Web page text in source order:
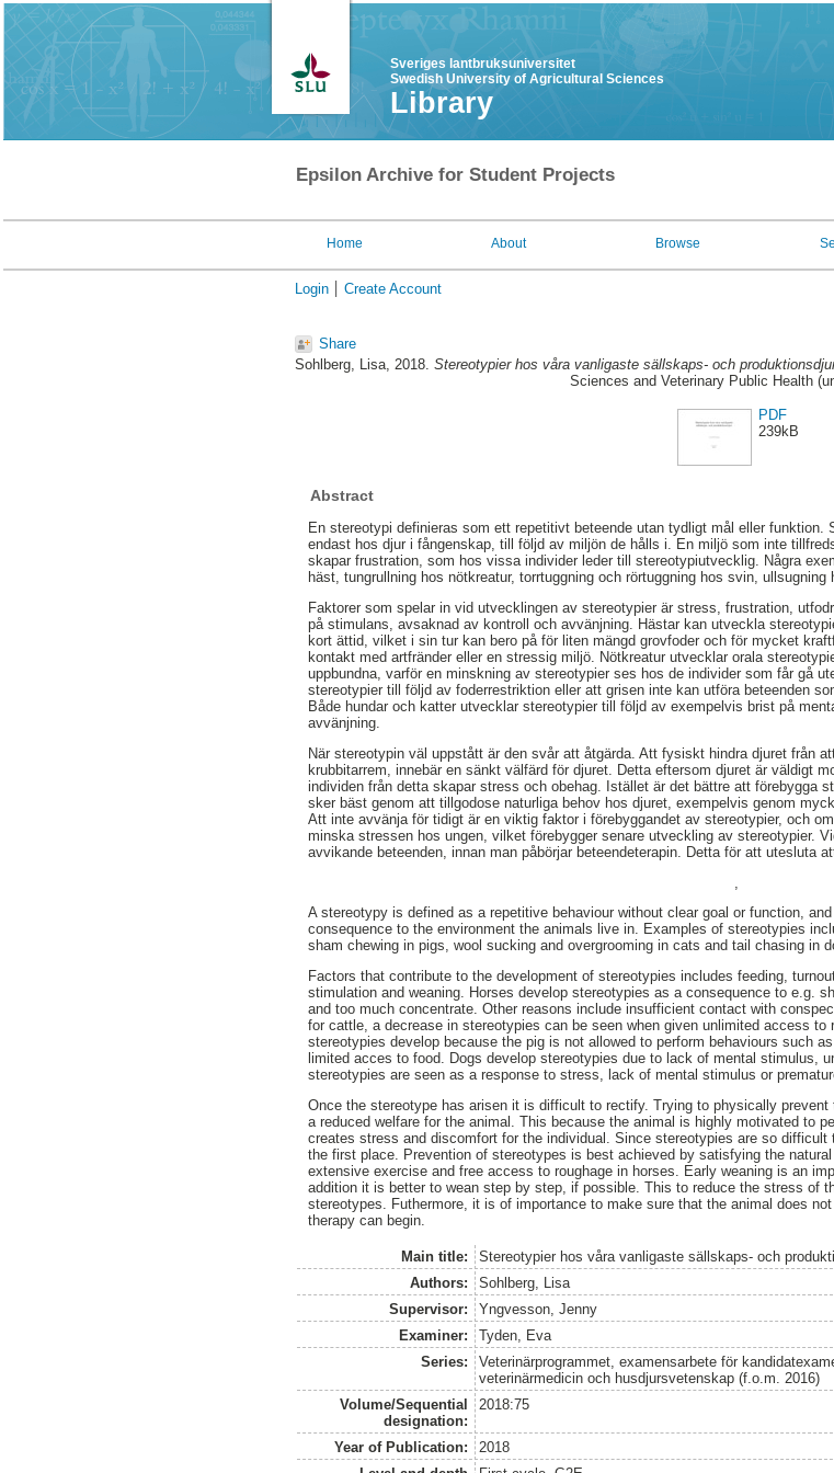
Sveriges lantbruksuniversitet
Swedish University of Agricultural Sciences
Library
Epsilon Archive for Student Projects
Home About Browse
Login Create Account
Share
Sohlberg, Lisa, 2018. Stereotypier hos våra vanligaste sällskaps- och
Sciences and Veterinary Public Health
PDF
239kB
Abstract
En stereotypi definieras som ett repetitivt beteende utan tydligt mål eller
endast hos djur i fångenskap, till följd av miljön de hålls i. En miljö som inte
skapar frustration, som hos vissa individer leder till stereotypiutvecklig. Några
häst, tungrullning hos nötkreatur, torrtuggning och rörtuggning hos svin,
Faktorer som spelar in vid utvecklingen av stereotypier är stress, frustration,
på stimulans, avsaknad av kontroll och avvänjning. Hästar kan utveckla
kort ättid, vilket i sin tur kan bero på för liten mängd grovfoder och för mycket
kontakt med artfränder eller en stressig miljö. Nötkreatur utvecklar orala
uppbundna, varför en minskning av stereotypier ses hos de individer som får gå
stereotypier till följd av foderrestriktion eller att grisen inte kan utföra beteenden
Både hundar och katter utvecklar stereotypier till följd av exempelvis brist på
avvänjning.
När stereotypin väl uppstått är den svår att åtgärda. Att fysiskt hindra djuret från
krubbitarrem, innebär en sänkt välfärd för djuret. Detta eftersom djuret är väldigt
individen från detta skapar stress och obehag. Istället är det bättre att förebygga
sker bäst genom att tillgodose naturliga behov hos djuret, exempelvis genom
Att inte avvänja för tidigt är en viktig faktor i förebyggandet av stereotypier, och
minska stressen hos ungen, vilket förebygger senare utveckling av stereotypier.
avvikande beteenden, innan man påbörjar beteendeterapin. Detta för att utesluta
A stereotypy is defined as a repetitive behaviour without clear goal or function,
consequence to the environment the animals live in. Examples of stereotypies
sham chewing in pigs, wool sucking and overgrooming in cats and tail chasing in
Factors that contribute to the development of stereotypies includes feeding,
stimulation and weaning. Horses develop stereotypies as a consequence to e.g.
and too much concentrate. Other reasons include insufficient contact with
for cattle, a decrease in stereotypies can be seen when given unlimited access
stereotypies develop because the pig is not allowed to perform behaviours such
limited acces to food. Dogs develop stereotypies due to lack of mental stimulus,
stereotypies are seen as a response to stress, lack of mental stimulus or
Once the stereotype has arisen it is difficult to rectify. Trying to physically
a reduced welfare for the animal. This because the animal is highly motivated to
creates stress and discomfort for the individual. Since stereotypies are so
the first place. Prevention of stereotypes is best achieved by satisfying the
extensive exercise and free access to roughage in horses. Early weaning is an
addition it is better to wean step by step, if possible. This to reduce the stress of
stereotypes. Futhermore, it is of importance to make sure that the animal does
therapy can begin.
Main title:
Stereotypier hos våra vanligaste sällskaps- och
Authors:
Sohlberg, Lisa
Supervisor:
Yngvesson, Jenny
Examiner:
Tyden, Eva
Series:
Veterinärprogrammet, examensarbete för
veterinärmedicin och husdjursvetenskap (f.o.m. 2016)
Volume/Sequential
designation:
2018:75
Year of Publication:
2018